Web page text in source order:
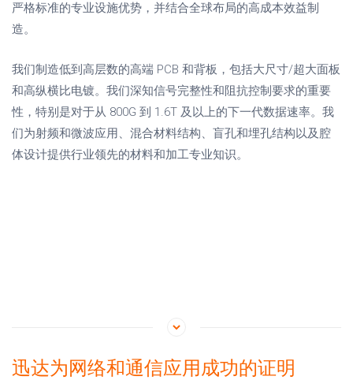
严格标准的专业设施优势，并结合全球布局的高成本效益制
造。
我们制造低到高层数的高端 PCB 和背板，包括大尺寸/超大面板
和高纵横比电镀。我们深知信号完整性和阻抗控制要求的重要
性，特别是对于从 800G 到 1.6T 及以上的下一代数据速率。我
们为射频和微波应用、混合材料结构、盲孔和埋孔结构以及腔
体设计提供行业领先的材料和加工专业知识。
迅达为网络和通信应用成功的证明